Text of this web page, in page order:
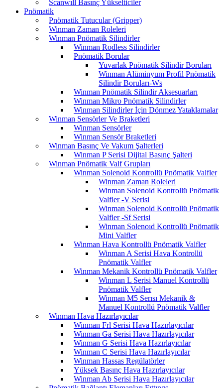
Scanwıll Basınç Yükselticiler
Pnömatik
Pnömatik Tutucular (Gripper)
Winman Zaman Roleleri
Winman Pnömatik Silindirler
Winman Rodless Silindirler
Pnömatik Borular
Yuvarlak Pnömatik Silindir Boruları
Winman Alüminyum Profil Pnömatik
Silindir Boruları-Ws
Winman Pnömatik Silindir Aksesuarları
Winman Mikro Pnömatik Silindirler
Winman Silindirler İçin Dönmez Yataklamalar
Winman Sensörler Ve Braketleri
Winman Sensörler
Winman Sensör Braketleri
Winman Basınç Ve Vakum Şalterleri
Winman P Serisi Dijital Basınç Şalteri
Winman Pnömatik Valf Grupları
Winman Solenoid Kontrollü Pnömatik Valfler
Winman Zaman Roleleri
Winman Solenoid Kontrollü Pnömatik
Valfler -V Serisi
Winman Solenoid Kontrollü Pnömatik
Valfler -Sf Serisi
Winman Solenoıd Kontrollü Pnömatik
Mini Valfler
Winman Hava Kontrollü Pnömatik Valfler
Winman A Serisi Hava Kontrollü
Pnömatik Valfler
Winman Mekanik Kontrollü Pnömatik Valfler
Winman L Serisi Manuel Kontrollü
Pnömatik Valfler
Winman M5 Serısı Mekanik &
Manuel Kontrollü Pnömatik Valfler
Winman Hava Hazırlayıcılar
Winman Frl Serisi Hava Hazırlayıcılar
Winman Ga Serisi Hava Hazırlayıcılar
Winman G Serisi Hava Hazırlayıcılar
Winman C Serisi Hava Hazırlayıcılar
Winman Hassas Regülatörler
Yüksek Basınç Hava Hazırlayıcılar
Winman Ab Serisi Hava Hazırlayıcılar